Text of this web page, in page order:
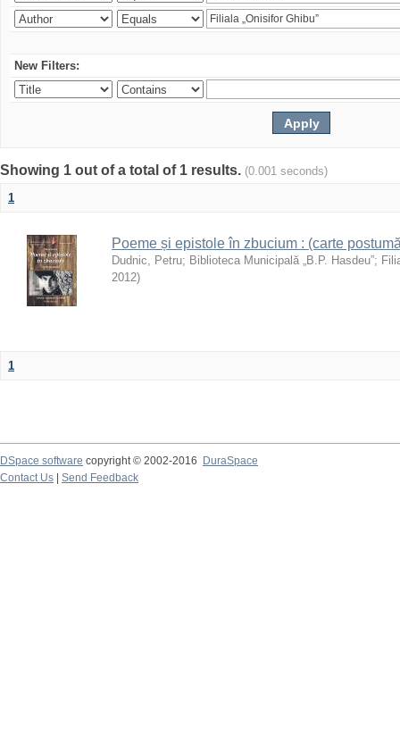
New Filters:
Showing 1 out of a total of 1 results. (0.001 seconds)
1
Poeme și epistole în zbucium : (carte
Dudnic, Petru; Biblioteca Municipală „B.P. Hasdeu”;
2012)
1
DSpace software copyright © 2002-2016
DuraSpace
Contact Us
Send Feedback